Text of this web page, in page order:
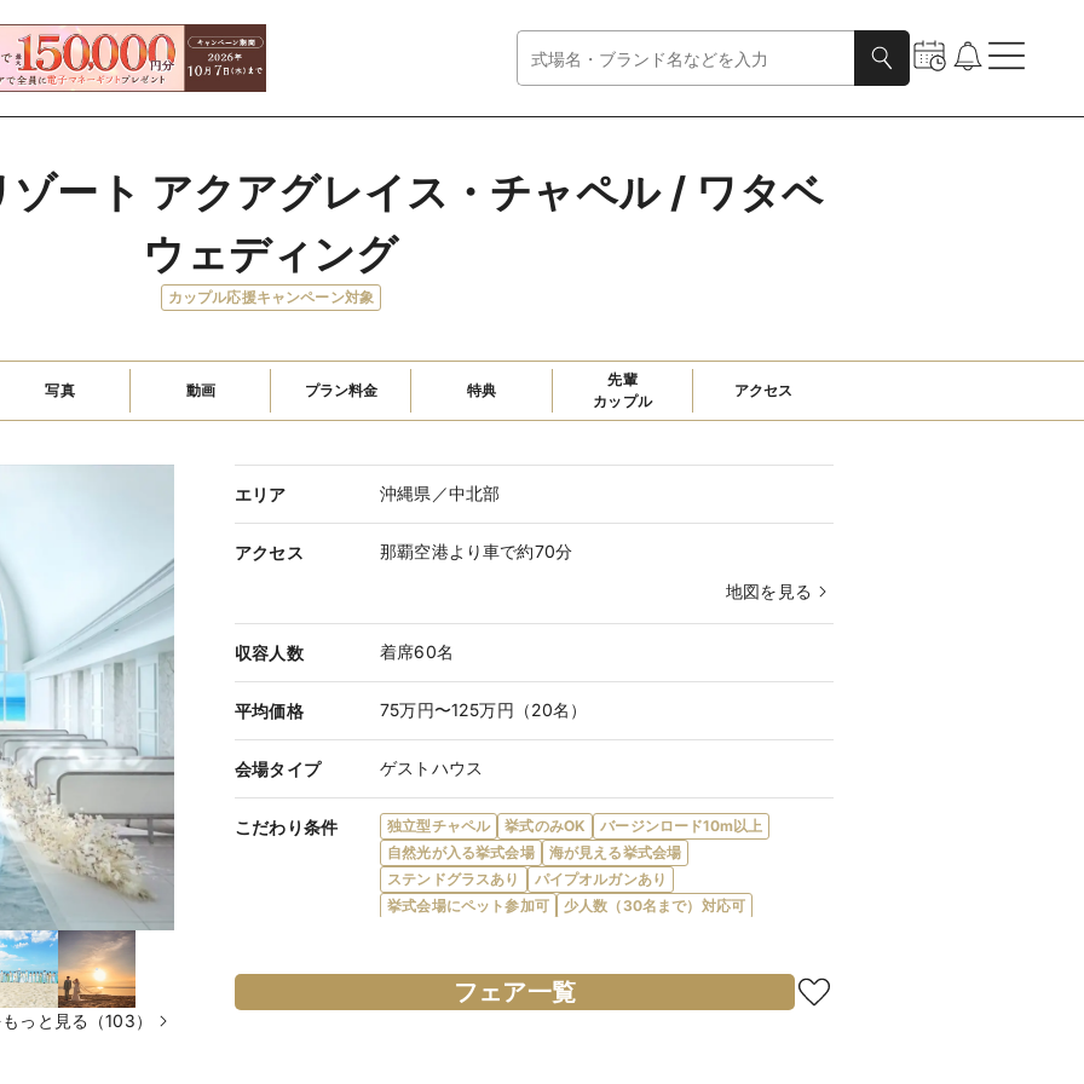
ート アクアグレイス・チャペル / ワタベ
ウェディング
カップル応援キャンペーン対象
写真 動画 プラン料金 特典
先輩
カップル
アクセス
っと見る（103）
エリア 沖縄県／中北部
アクセス
那覇空港より車で約70分
地図を見る
収容人数 着席60名
平均価格 75万円〜125万円（20名）
会場タイプ ゲストハウス
こだわり条件 独立型チャペル 挙式のみOK
バージンロード10m以上
自然光が入る挙式会場
海が見える挙式会場
ステンドグラスあり
パイプオルガンあり
挙式会場にペット参加可
少人数（30名まで）対応可
プロジェクターあり
新郎・新婦控室あり
ゲスト控室あり
バリアフリー対応
新郎・新婦衣装充実
フェア一覧